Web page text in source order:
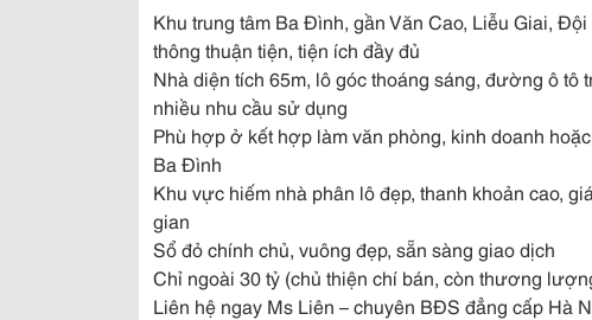
Khu trung tâm Ba Đình, gần Văn Cao, Liễu Giai,
thông thuận tiện, tiện ích đầy đủ
Nhà diện tích 65m, lô góc thoáng sáng, đường ô
nhiều nhu cầu sử dụng
Phù hợp ở kết hợp làm văn phòng, kinh doanh
Ba Đình
Khu vực hiếm nhà phân lô đẹp, thanh khoản cao,
gian
Sổ đỏ chính chủ, vuông đẹp, sẵn sàng giao dịch
Chỉ ngoài 30 tỷ (chủ thiện chí bán, còn thương
Liên hệ ngay Ms Liên – chuyên BĐS đẳng cấp Hà